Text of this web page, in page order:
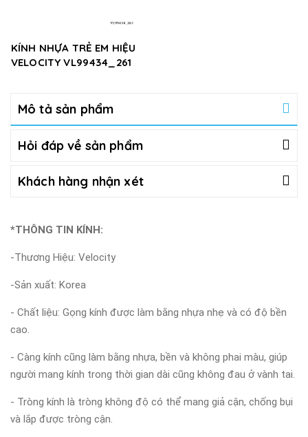
KÍNH NHỰA TRẺ EM HIỆU
VELOCITY VL99434_261
Mô tả sản phẩm
Hỏi đáp về sản phẩm
Khách hàng nhận xét
*THÔNG TIN KÍNH:
-Thương Hiệu: Velocity
-Sản xuất: Korea
- Chất liệu: Gọng kính được làm bằng nhựa nhẹ và có độ bền
cao.
- Càng kính cũng làm bằng nhựa, bền và không phai màu, giúp
người mang kính trong thời gian dài cũng không đau ở vành tai.
- Tròng kính là tròng không độ có thể mang giả cận, chống bụi
và lắp được tròng cận.